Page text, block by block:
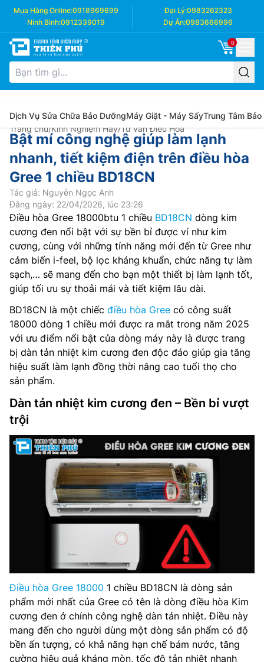
Mua Hàng Online:0918969699 Đại Lý:0983262323
Ninh Bình:0912339019 Dự Án:0983666996
0
Dịch Vụ Sửa Chữa Bảo DưỡngMáy Giặt - Máy SấyTrung Tâm Bảo
Trang chủ/Kinh Nghiệm Hay/Tư vấn Điều Hòa
Bật mí công nghệ giúp làm lạnh
nhanh, tiết kiệm điện trên điều hòa
Gree 1 chiều BD18CN
Tác giả: Nguyễn Ngọc Anh
Đăng ngày: 22/04/2026, lúc 23:26
Điều hòa Gree 18000btu 1 chiều BD18CN dòng kim
cương đen nổi bật với sự bền bỉ được ví như kim
cương, cùng với những tính năng mới đến từ Gree như
cảm biến i-feel, bộ lọc kháng khuẩn, chức năng tự làm
sạch,… sẽ mang đến cho bạn một thiết bị làm lạnh tốt,
giúp tối ưu sự thoải mái và tiết kiệm lâu dài.
BD18CN là một chiếc điều hòa Gree có công suất
18000 dòng 1 chiều mới được ra mắt trong năm 2025
với ưu điểm nổi bật của dòng máy này là được trang
bị dàn tản nhiệt kim cương đen độc đáo giúp gia tăng
hiệu suất làm lạnh đồng thời nâng cao tuổi thọ cho
sản phẩm.
Dàn tản nhiệt kim cương đen – Bền bỉ vượt
trội
Điều hòa Gree 18000 1 chiều BD18CN là dòng sản
phẩm mới nhất của Gree có tên là dòng điều hòa Kim
cương đen ở chính công nghệ dàn tản nhiệt. Điều này
mang đến cho người dùng một dòng sản phẩm có độ
bền ấn tượng, có khả năng hạn chế bám nước, tăng
cường hiệu quả kháng mòn, tốc độ tản nhiệt nhanh